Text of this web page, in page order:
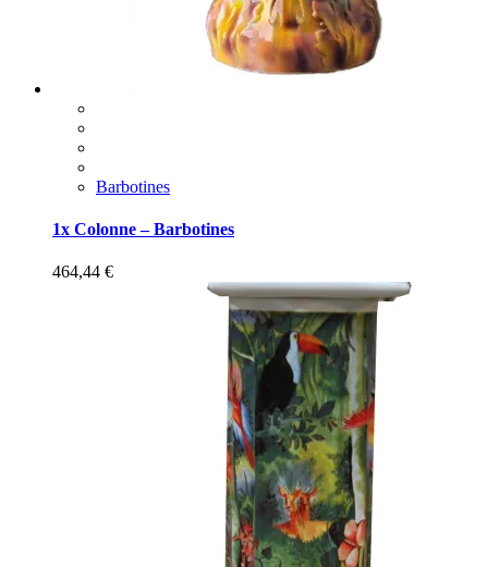
Barbotines
1x Colonne – Barbotines
464,44 €